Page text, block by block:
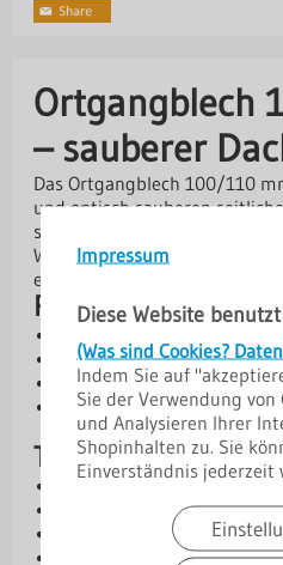
Impressum
Diese Website
(Was sind Cookies?
Indem Sie auf
Sie der Verwendung von
und Analysieren Ihrer
Shopinhalten zu. Sie
Einverständnis jederzeit
Ortgangblech
– sauberer
Das Ortgangblech 100/110
und optisch sauberen
schützt die Dachkanten
Witterungseinflüssen und
ein harmonisches Gesamtbild.
Produktvorteile
Schutz der Dachkanten
Robuste Ausführung aus
Verschiedene
verfügbar
Technische Daten
Kern: Stahl oder Aluminium
Materialstärken: 0,50 mm
Abmessungen: 15 / 150 /